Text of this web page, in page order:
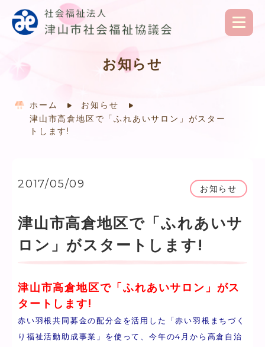
お知らせ
ホーム
お知らせ
津山市高倉地区で「ふれあいサロン」がスター
トします!
2017/05/09 お知らせ
津山市高倉地区で「ふれあいサ
ロン」がスタートします!
津山市高倉地区で「ふれあいサロン」がス
タートします!
赤い羽根共同募金の配分金を活用した「赤い羽根まちづく
り福祉活動助成事業」を使って、今年の4月から高倉自治